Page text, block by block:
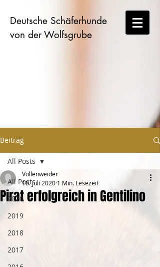
Deutsche Schäferhunde
von der Wolfsgrube
Beitrag
All Posts
2020
2019
2018
2017
All Posts
Pirat erfolgreich in Gentilino
Vollenweider
18. Juli 2020 1 Min. Lesezeit